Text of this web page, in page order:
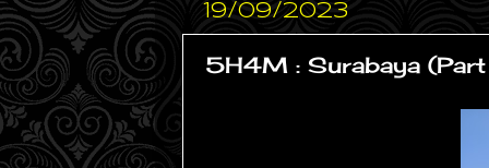
19/09/2023
5H4M : Surabaya